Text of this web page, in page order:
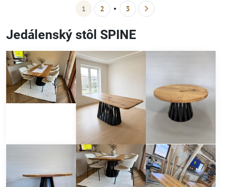
1 2 3
Jedálenský stôl SPINE